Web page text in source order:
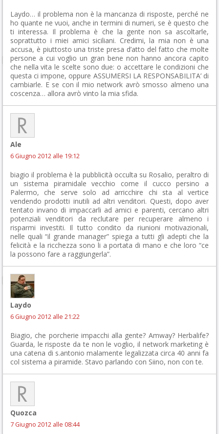
Laydo… il problema non è la mancanza di risposte, perché ne
ho quante ne vuoi, anche in termini di numeri, se è questo che
ti interessa. Il problema è che la gente non sa ascoltarle,
soprattutto i miei amici siciliani. Credimi, la mia non è una
accusa, è piuttosto una triste presa d’atto del fatto che molte
persone a cui voglio un gran bene non hanno ancora capito
che nella vita le scelte sono due: o accettare le condizioni che
questa ci impone, oppure ASSUMERSI LA RESPONSABILITA’ di
cambiarle. E se con il mio network avrò smosso almeno una
coscenza… allora avrò vinto la mia sfida.
Ale
6 Giugno 2012 alle 19:12
biagio il problema è la pubblicità occulta su Rosalio, peraltro di
un sistema piramidale vecchio come il cucco persino a
Palermo, che serve solo ad arricchire chi sta al vertice
vendendo prodotti inutili ad altri venditori. Questi, dopo aver
tentato invano di impaccarli ad amici e parenti, cercano altri
potenziali venditori da reclutare per recuperare almeno i
risparmi investiti. Il tutto condito da riunioni motivazionali,
nelle quali “il grande manager” spiega a tutti gli adepti che la
felicità e la ricchezza sono li a portata di mano e che loro “ce
la possono fare a raggiungerla”.
Laydo
6 Giugno 2012 alle 21:22
Biagio, che porcherie impacchi alla gente? Amway? Herbalife?
Guarda, le risposte da te non le voglio, il network marketing è
una catena di s.antonio malamente legalizzata circa 40 anni fa
col sistema a piramide. Stavo parlando con Siino, non con te.
Quozca
7 Giugno 2012 alle 08:44